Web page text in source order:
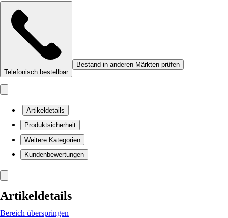
Telefonisch bestellbar
Bestand in anderen Märkten prüfen
Artikeldetails
Produktsicherheit
Weitere Kategorien
Kundenbewertungen
Artikeldetails
Bereich überspringen